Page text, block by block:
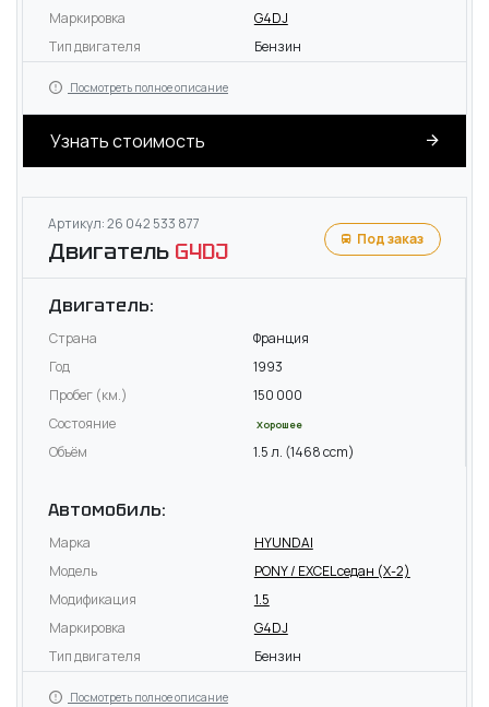
Маркировка
G4DJ
Тип двигателя
Бензин
Посмотреть полное описание
Узнать стоимость
Артикул: 26 042 533 877
Двигатель G4DJ Под заказ
Двигатель:
Страна
Франция
Год
1993
Пробег (км.)
150 000
Состояние
Хорошее
Объём 1.5 л. (1468 ccm)
Автомобиль:
Марка
HYUNDAI
Модель
PONY / EXCEL седан (X-2)
Модификация
1.5
Маркировка
G4DJ
Тип двигателя
Бензин
Посмотреть полное описание